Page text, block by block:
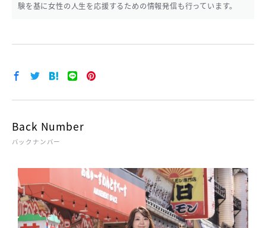
験を基に女性の人生を応援するための情報発信も行っています。
Back Number
バックナンバー